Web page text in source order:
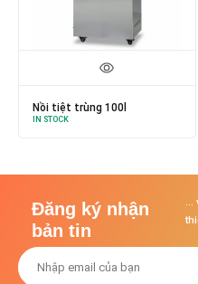
Nồi tiệt trùng 100l
IN STOCK
Đăng ký nhận
bản tin
...